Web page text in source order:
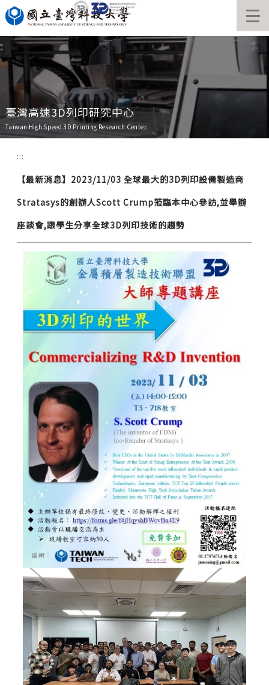
跳
到
要
容
臺灣高速3D列印研究中心
Taiwan High Speed 3D Printing Research Center
:::
【最新消息】2023/11/03 全球最大的3D列印設備製造商
Stratasys的創辦人Scott Crump蒞臨本中心參訪,並舉辦
座談會,跟學生分享全球3D列印技術的趨勢